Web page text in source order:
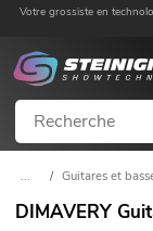
Votre grossiste en
... / Guitares et
DIMAVERY